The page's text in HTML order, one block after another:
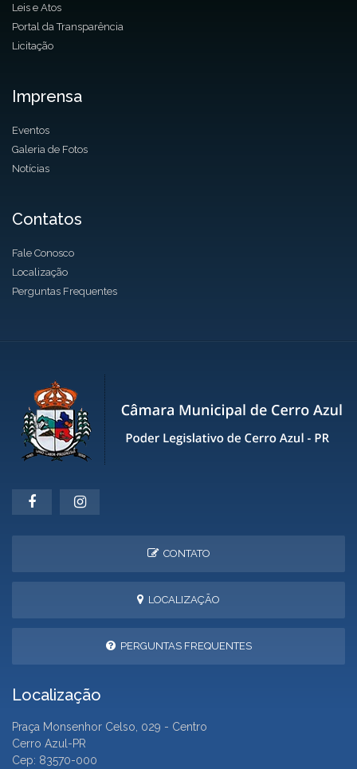
Leis e Atos
Portal da Transparência
Licitação
Imprensa
Eventos
Galeria de Fotos
Notícias
Contatos
Fale Conosco
Localização
Perguntas Frequentes
CONTATO
LOCALIZAÇÃO
PERGUNTAS FREQUENTES
Localização
Praça Monsenhor Celso, 029 - Centro
Cerro Azul-PR
Cep: 83570-000